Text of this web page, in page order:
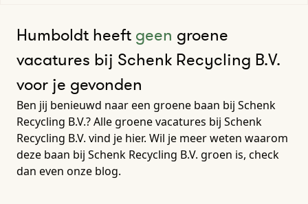
Humboldt heeft geen groene
vacatures bij Schenk Recycling B.V.
voor je gevonden
Ben jij benieuwd naar een groene baan bij Schenk
Recycling B.V.? Alle groene vacatures bij Schenk
Recycling B.V. vind je hier. Wil je meer weten waarom
deze baan bij Schenk Recycling B.V. groen is, check
dan even onze blog.